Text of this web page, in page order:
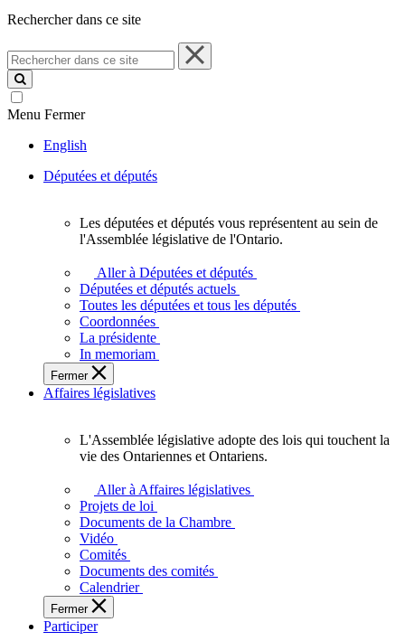
Rechercher dans ce site
Rechercher
dans
ce
site
Menu Fermer
English
Députées et députés
députés
vous
représentent
sein
de
l'Assemblée
législative
l'Ontario.
Les députées et députés vous représentent au sein de
l'Assemblée législative de l'Ontario.
Aller à Députées et députés
Députées et députés actuels
Toutes les députées et tous les députés
Coordonnées
La présidente
In memoriam
Fermer
Affaires législatives
L'Assemblée
adopte
touchent
des
Ontariennes
et
L'Assemblée législative adopte des lois qui touchent la
vie des Ontariennes et Ontariens.
Aller à Affaires législatives
Projets de loi
Documents de la Chambre
Vidéo
Comités
Documents des comités
Calendrier
Fermer
Participer